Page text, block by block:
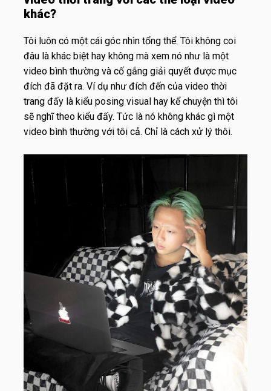
khác?
Tôi luôn có một cái góc nhìn tổng thể. Tôi không coi
đâu là khác biệt hay không mà xem nó như là một
video bình thường và cố gắng giải quyết được mục
đích đã đặt ra. Ví dụ như đích đến của video thời
trang đấy là kiểu posing visual hay kể chuyện thì tôi
sẽ nghĩ theo kiểu đấy. Tức là nó không khác gì một
video bình thường với tôi cả. Chỉ là cách xử lý thôi.